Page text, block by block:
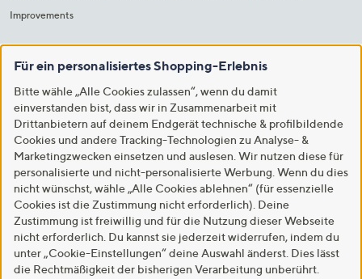
Improvements
Für ein personalisiertes Shopping-Erlebnis
Bitte wähle „Alle Cookies zulassen“, wenn du damit
einverstanden bist, dass wir in Zusammenarbeit mit
Drittanbietern auf deinem Endgerät technische & profilbildende
Cookies und andere Tracking-Technologien zu Analyse- &
Marketingzwecken einsetzen und auslesen. Wir nutzen diese für
personalisierte und nicht-personalisierte Werbung. Wenn du dies
nicht wünschst, wähle „Alle Cookies ablehnen“ (für essenzielle
Cookies ist die Zustimmung nicht erforderlich). Deine
Zustimmung ist freiwillig und für die Nutzung dieser Webseite
nicht erforderlich. Du kannst sie jederzeit widerrufen, indem du
unter „Cookie-Einstellungen“ deine Auswahl änderst. Dies lässt
die Rechtmäßigkeit der bisherigen Verarbeitung unberührt.